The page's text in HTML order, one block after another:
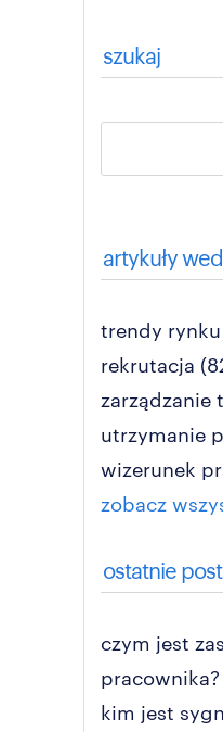
szukaj
artykuły
trendy
rekrutacja
zarządzanie
utrzymanie
wizerunek
zobacz
ostatnie
czym jest
pracownika?
kim jest